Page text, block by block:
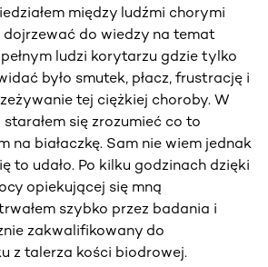
między ludźmi chorymi
dojrzewać do wiedzy na temat
ludzi korytarzu gdzie tylko
było smutek, płacz, frustrację i
tej ciężkiej choroby. W
się zrozumieć co to
na białaczkę. Sam nie wiem jednak
to udało. Po kilku godzinach dzięki
opiekującej się mną
szybko przez badania i
zakwalifikowany do
z talerza kości biodrowej.